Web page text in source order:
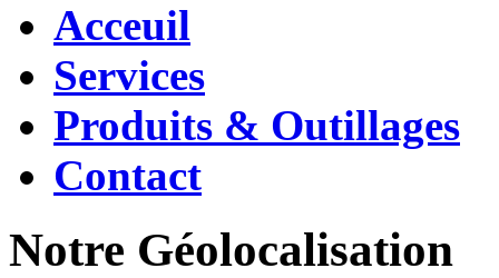
Acceuil
Services
Produits & Outillages
Contact
Notre Géolocalisation